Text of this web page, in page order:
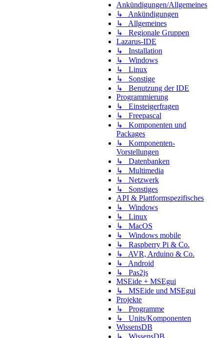
Ankündigungen/Allgemeines
↳ Ankündigungen
↳ Allgemeines
↳ Regionale Gruppen
Lazarus-IDE
↳ Installation
↳ Windows
↳ Linux
↳ Sonstige
↳ Benutzung der IDE
Programmierung
↳ Einsteigerfragen
↳ Freepascal
↳ Komponenten und
Packages
↳ Komponenten-
Vorstellungen
↳ Datenbanken
↳ Multimedia
↳ Netzwerk
↳ Sonstiges
API & Plattformspezifisches
↳ Windows
↳ Linux
↳ MacOS
↳ Windows mobile
↳ Raspberry Pi & Co.
↳ AVR, Arduino & Co.
↳ Android
↳ Pas2js
MSEide + MSEgui
↳ MSEide und MSEgui
Projekte
↳ Programme
↳ Units/Komponenten
WissensDB